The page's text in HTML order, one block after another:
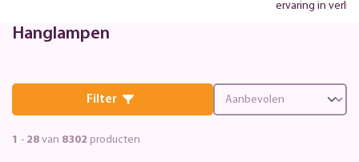
ervaring in
Hanglampen
Filter
1 - 28 van 8302 producten